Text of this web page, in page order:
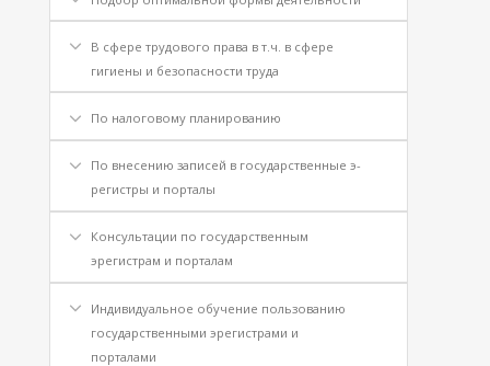
В сфере трудового права в т.ч. в сфере
гигиены и безопасности труда
По налоговому планированию
По внесению записей в государственные э-
регистры и порталы
Консультации по государственным
эрегистрам и порталам
Индивидуальное обучение пользованию
государственными эрегистрами и
порталами